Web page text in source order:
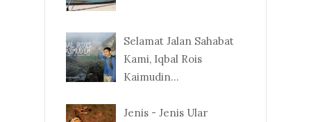
Selamat Jalan Sahabat
Kami, Iqbal Rois
Kaimudin...
Jenis - Jenis Ular